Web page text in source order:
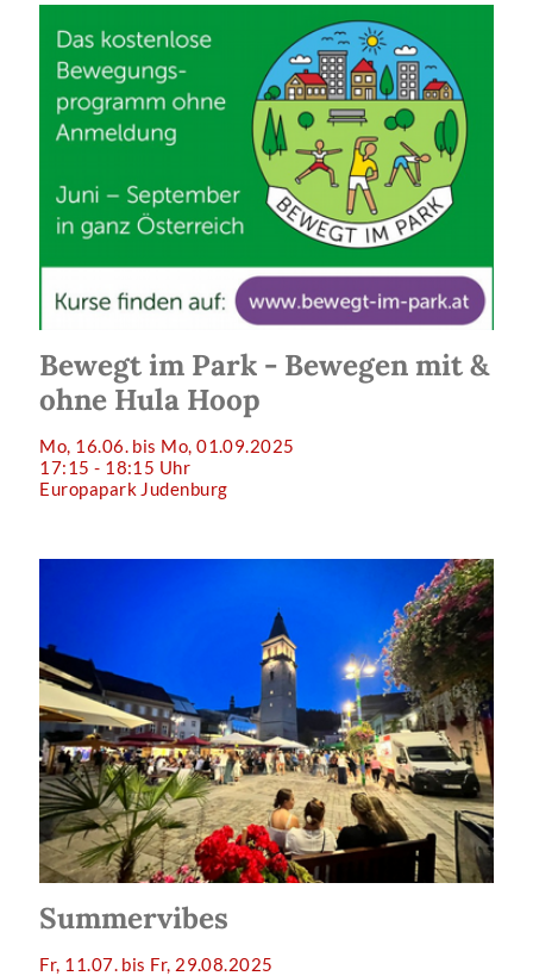
Bewegt im Park - Bewegen mit &
ohne Hula Hoop
Mo, 16.06. bis Mo, 01.09.2025
17:15 - 18:15 Uhr
Europapark Judenburg
Summervibes
Fr, 11.07. bis Fr, 29.08.2025